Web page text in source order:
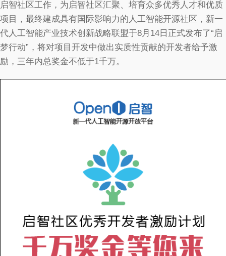
启智社区工作，为启智社区汇聚、培育众多优秀人才和优质
项目，最终建成具有国际影响力的人工智能开源社区，新一
代人工智能产业技术创新战略联盟于8月14日正式发布了“启
梦行动”，将对项目开发中做出实质性贡献的开发者给予激
励，三年内总奖金不低于1千万。